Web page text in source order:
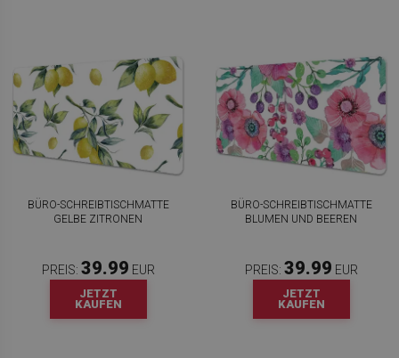
BÜRO-SCHREIBTISCHMATTE
GELBE ZITRONEN
PREIS: 39.99 EUR
JETZT
KAUFEN
BÜRO-SCHREIBTISCHMATTE
BLUMEN UND BEEREN
PREIS: 39.99 EUR
JETZT
KAUFEN